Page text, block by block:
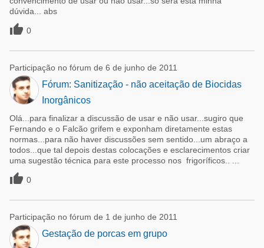
dúvida... abs
 0
Participação no fórum de 6 de junho de 2011
Fórum: Sanitização - não aceitação de Biocidas
Inorgânicos
Olá...para finalizar a discussão de usar e não usar...sugiro que
Fernando e o Falcão grifem e exponham diretamente estas
normas...para não haver discussões sem sentido...um abraço a
todos...que tal depois destas colocações e esclarecimentos criar
uma sugestão técnica para este processo nos frigoríficos.. ...
 0
Participação no fórum de 1 de junho de 2011
Gestação de porcas em grupo